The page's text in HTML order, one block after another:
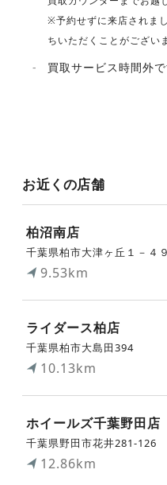
※予約せずに来店されま
ちいただくことがござい
- 買取サービス時間外で
お近くの店舗
柏沼南店
千葉県柏市大津ヶ丘１－４
9.53km
ライダース柏店
千葉県柏市大島田394
10.13km
ホイールズ千葉野田店
千葉県野田市花井281‐126
12.86km